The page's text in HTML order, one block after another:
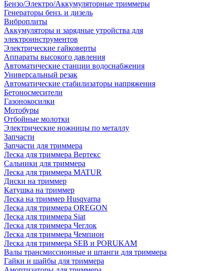
Бензо/Электро/Аккумуляторные триммеры
Генераторы бенз. и дизель
Виброплиты
Аккумуляторы и зарядные утройства для
электроинструментов
Электрические гайковерты
Аппараты высокого давления
Автоматические станции водоснабжения
Универсальный резак
Автоматические стабилизаторы напряжения
Бетоносмесители
Газонокосилки
Мотобуры
Отбойные молотки
Электрические ножницы по металлу
Запчасти
Запчасти для триммера
Леска для триммера Вертекс
Сальники для триммера
Леска для триммера MATUR
Диски на триммер
Катушка на триммер
Леска на триммер Husqvarna
Леска для триммера OREGON
Леска для триммера Siat
Леска для триммера Чеглок
Леска для триммера Чемпион
Леска для триммера SEB и PORUKAM
Валы трансмиссионные и штанги для триммера
Гайки и шайбы для триммера